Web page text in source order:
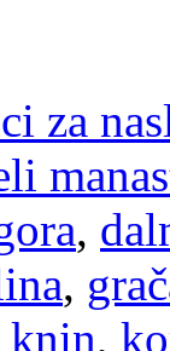
za
,
,
knin,